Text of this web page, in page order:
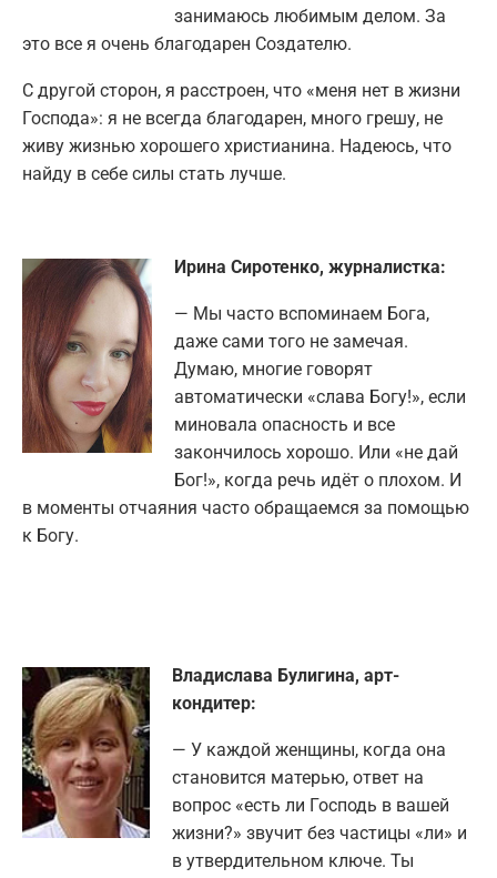
занимаюсь любимым делом. За
это все я очень благодарен Создателю.
С другой сторон, я расстроен, что «меня нет в жизни
Господа»: я не всегда благодарен, много грешу, не
живу жизнью хорошего христианина. Надеюсь, что
найду в себе силы стать лучше.
Ирина Сиротенко, журналистка:
— Мы часто вспоминаем Бога,
даже сами того не замечая.
Думаю, многие говорят
автоматически «слава Богу!», если
миновала опасность и все
закончилось хорошо. Или «не дай
Бог!», когда речь идёт о плохом. И
в моменты отчаяния часто обращаемся за помощью
к Богу.
Владислава Булигина, арт-
кондитер:
— У каждой женщины, когда она
становится матерью, ответ на
вопрос «есть ли Господь в вашей
жизни?» звучит без частицы «ли» и
в утвердительном ключе. Ты